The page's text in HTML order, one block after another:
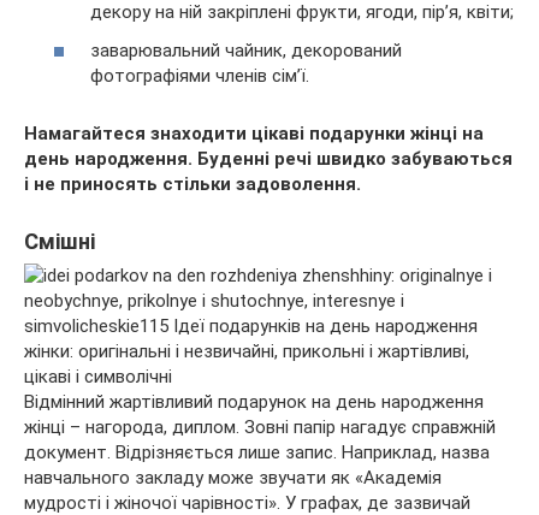
декору на ній закріплені фрукти, ягоди, пір’я, квіти;
заварювальний чайник, декорований
фотографіями членів сім’ї.
Намагайтеся знаходити цікаві подарунки жінці на
день народження. Буденні речі швидко забуваються
і не приносять стільки задоволення.
Смішні
Відмінний жартівливий подарунок на день народження
жінці – нагорода, диплом. Зовні папір нагадує справжній
документ. Відрізняється лише запис. Наприклад, назва
навчального закладу може звучати як «Академія
мудрості і жіночої чарівності». У графах, де зазвичай